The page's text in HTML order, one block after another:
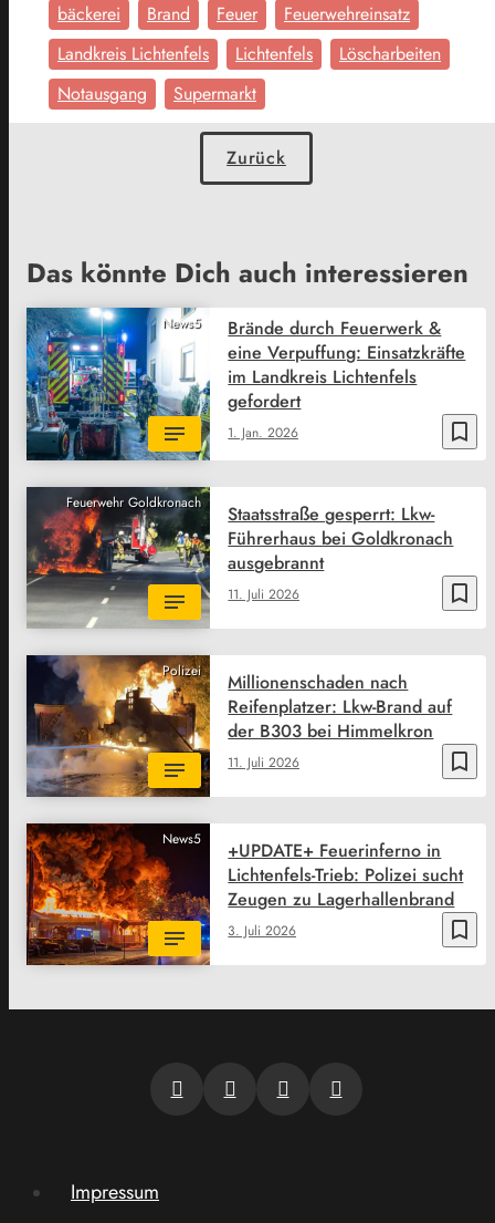
bäckerei Brand Feuer
Feuerwehreinsatz
Landkreis Lichtenfels
Lichtenfels
Löscharbeiten
Notausgang
Supermarkt
Zurück
Das könnte Dich auch interessieren
News5
bookmark_border
1. Jan. 2026
Brände durch Feuerwerk &
eine Verpuffung: Einsatzkräfte
im Landkreis Lichtenfels
gefordert
Feuerwehr Goldkronach
bookmark_border
11. Juli 2026
Staatsstraße gesperrt: Lkw-
Führerhaus bei Goldkronach
ausgebrannt
Polizei
bookmark_border
11. Juli 2026
Millionenschaden nach
Reifenplatzer: Lkw-Brand auf
der B303 bei Himmelkron
News5
bookmark_border
3. Juli 2026
+UPDATE+ Feuerinferno in
Lichtenfels-Trieb: Polizei sucht
Zeugen zu Lagerhallenbrand
Impressum